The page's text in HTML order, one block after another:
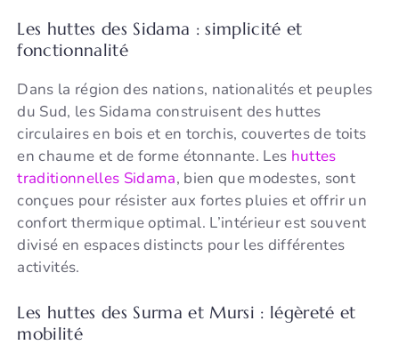
Les huttes des Sidama : simplicité et
fonctionnalité
Dans la région des nations, nationalités et peuples
du Sud, les Sidama construisent des huttes
circulaires en bois et en torchis, couvertes de toits
en chaume et de forme étonnante. Les huttes
traditionnelles Sidama, bien que modestes, sont
conçues pour résister aux fortes pluies et offrir un
confort thermique optimal. L’intérieur est souvent
divisé en espaces distincts pour les différentes
activités.
Les huttes des Surma et Mursi : légèreté et
mobilité